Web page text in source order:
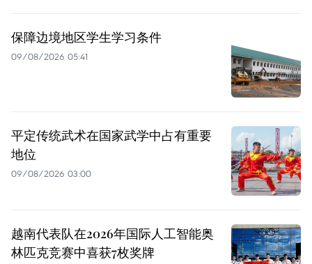
保障边境地区学生学习条件
09/08/2026 05:41
平定传统武术在国家武学中占有重要
地位
09/08/2026 03:00
越南代表队在2026年国际人工智能奥
林匹克竞赛中喜获7枚奖牌